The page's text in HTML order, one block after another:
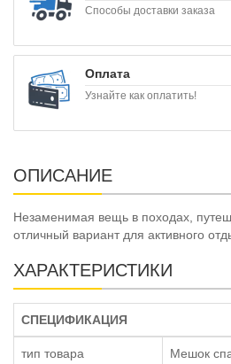
Способы доставки заказа
Оплата
Узнайте как оплатить!
ОПИСАНИЕ
Незаменимая вещь в походах,
отличный вариант для активного
ХАРАКТЕРИСТИКИ
СПЕЦИФИКАЦИЯ
тип товара Мешок